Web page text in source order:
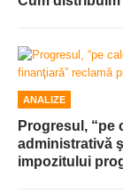
ANALIZE
Progresul, “pe
administrativă
impozitului